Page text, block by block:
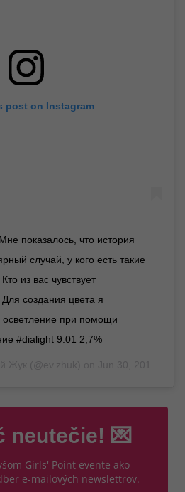
post on Instagram
показалось, что история
случай, у кого есть такие
из вас чувствует
создания цвета я
осветление при помощи
#dialight 9.01 2,7%
neutečie! 💌
Girls' Point evente ako
e-mailových newslettrov.